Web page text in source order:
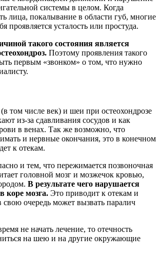
системы в целом. Когда
лица, покалывание в области губ, многие
проявляется усталость или простуда.
такого состояния является
Поэтому проявления такого
первым «звонком» о том, что нужно
том числе век) и шеи при остеохондрозе
из-за сдавливания сосудов и как
в венах. Так же возможно, что
и нервные окончания, это в конечном
к отекам.
и тем, что пережимается позвоночная
головной мозг и мозжечок кровью,
В результате чего нарушается
коре мозга. Это приводит к отекам и
очередь может вызвать паралич
не начать лечение, то отечность
на шею и на другие окружающие